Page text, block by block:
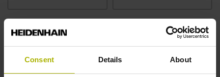
Consent Details About